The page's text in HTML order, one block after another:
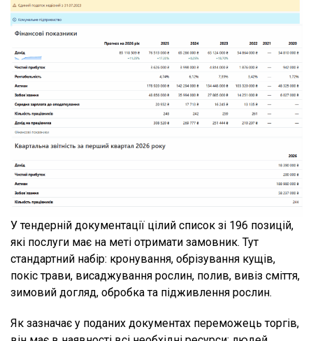
У тендерній документації цілий список зі 196 позицій,
які послуги має на меті отримати замовник. Тут
стандартний набір: кронування, обрізування кущів,
покіс трави, висаджування рослин, полив, вивіз сміття,
зимовий догляд, обробка та підживлення рослин.
Як зазначає у поданих документах переможець торгів,